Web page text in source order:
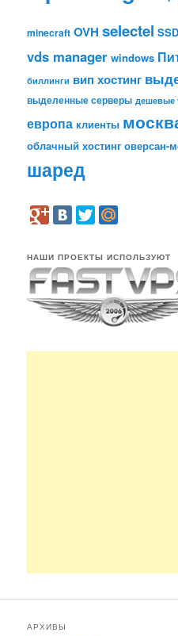
minecraft OVH selectel SSD
vds manager windows
биллинги вип хостинг
выделенные серверы дешевые
европа клиенты
облачный хостинг оверсан-
шаред
НАШИ ПРОЕКТЫ ИСПОЛЬЗУЮТ
АРХИВЫ